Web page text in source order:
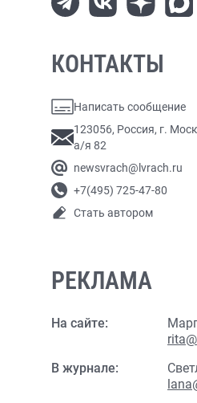
КОНТАКТЫ
Написать сообщение
123056, Россия, г.
а/я 82
newsvrach@lvrach.ru
+7(495) 725-47-80
Стать автором
РЕКЛАМА
На сайте:
В журнале: